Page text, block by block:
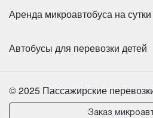
Аренда микроавтобуса на сутки
Автобусы для перевозки детей
© 2025 Пассажирские
Заказ